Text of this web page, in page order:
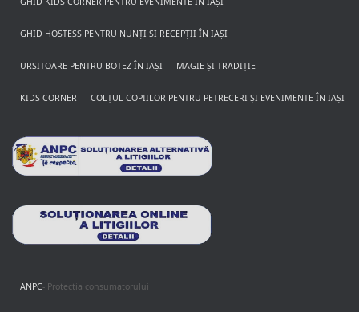
GHID HOSTESS PENTRU NUNȚI ȘI RECEPȚII ÎN IAȘI
URSITOARE PENTRU BOTEZ ÎN IAȘI — MAGIE ȘI TRADIȚIE
KIDS CORNER — COLȚUL COPIILOR PENTRU PETRECERI ȘI EVENIMENTE ÎN IAȘI
ANPC- Protectia consumatorului